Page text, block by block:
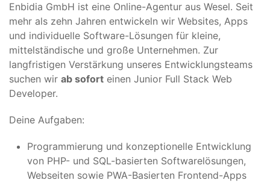
Enbidia GmbH ist eine Online-Agentur aus Wesel. Seit
mehr als zehn Jahren entwickeln wir Websites, Apps
und individuelle Software-Lösungen für kleine,
mittelständische und große Unternehmen. Zur
langfristigen Verstärkung unseres Entwicklungsteams
suchen wir ab sofort einen Junior Full Stack Web
Developer.
Deine Aufgaben:
Programmierung und konzeptionelle Entwicklung
von PHP- und SQL-basierten Softwarelösungen,
Webseiten sowie PWA-Basierten Frontend-Apps